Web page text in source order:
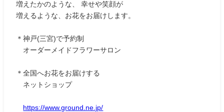
増えたかのような、 幸せや笑顔が
増えるような、お花をお届けします。
＊神戸(三宮)で予約制
オーダーメイドフラワーサロン
＊全国へお花をお届けする
ネットショップ
https://www.ground.ne.jp/